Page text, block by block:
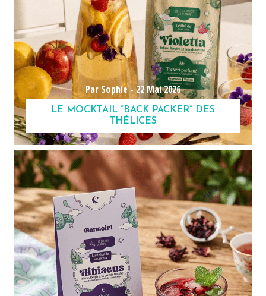
Par Sophie -22 Mai 2026
LE MOCKTAIL “BACK PACKER” DES
THÉLICES